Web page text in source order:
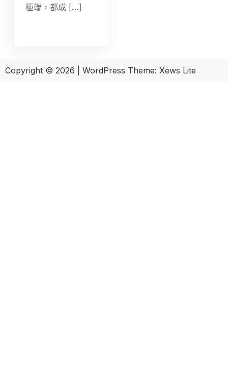
極端，都成 […]
Copyright © 2026 WordPress Theme: Xews Lite